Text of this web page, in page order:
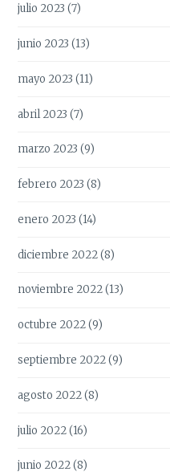
julio 2023 (7)
junio 2023 (13)
mayo 2023 (11)
abril 2023 (7)
marzo 2023 (9)
febrero 2023 (8)
enero 2023 (14)
diciembre 2022(8)
noviembre 2022(13)
octubre 2022(9)
septiembre 2022(9)
agosto 2022(8)
julio 2022(16)
junio 2022(8)